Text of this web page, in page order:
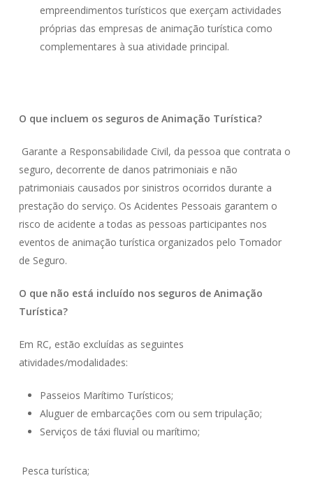
empreendimentos turísticos que exerçam actividades
próprias das empresas de animação turística como
complementares à sua atividade principal.
O que incluem os seguros de Animação Turística?
Garante a Responsabilidade Civil, da pessoa que contrata o
seguro, decorrente de danos patrimoniais e não
patrimoniais causados por sinistros ocorridos durante a
prestação do serviço. Os Acidentes Pessoais garantem o
risco de acidente a todas as pessoas participantes nos
eventos de animação turística organizados pelo Tomador
de Seguro.
O que não está incluído nos seguros de Animação
Turística?
Em RC, estão excluídas as seguintes
atividades/modalidades:
Passeios Marítimo Turísticos;
Aluguer de embarcações com ou sem tripulação;
Serviços de táxi fluvial ou marítimo;
Pesca turística;